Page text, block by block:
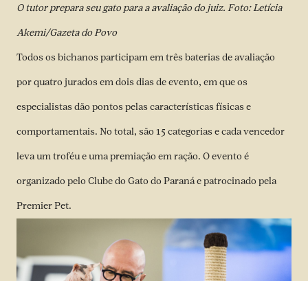
O tutor prepara seu gato para a avaliação do juiz. Foto: Letícia
Akemi/Gazeta do Povo
Todos os bichanos participam em três baterias de avaliação
por quatro jurados em dois dias de evento, em que os
especialistas dão pontos pelas características físicas e
comportamentais. No total, são 15 categorias e cada vencedor
leva um troféu e uma premiação em ração. O evento é
organizado pelo Clube do Gato do Paraná e patrocinado pela
Premier Pet.